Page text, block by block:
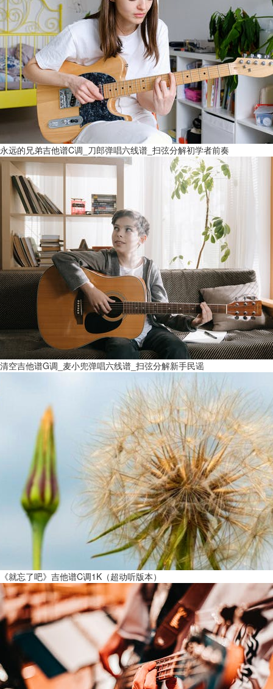
永远的兄弟吉他谱C调_刀郎弹唱六线谱_扫弦分解初学者前奏
清空吉他谱G调_麦小兜弹唱六线谱_扫弦分解新手民谣
《就忘了吧》吉他谱C调1K（超动听版本）